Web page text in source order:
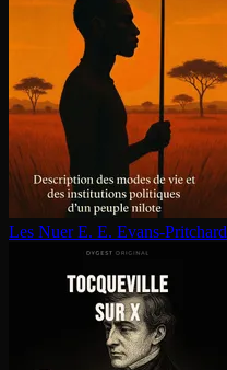
Les Nuer E. E. Evans-Pritchard